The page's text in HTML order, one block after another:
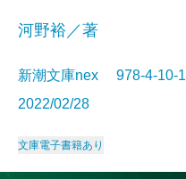
河野裕／著
新潮文庫nex 978-4-
2022/02/28
文庫電子書籍あり